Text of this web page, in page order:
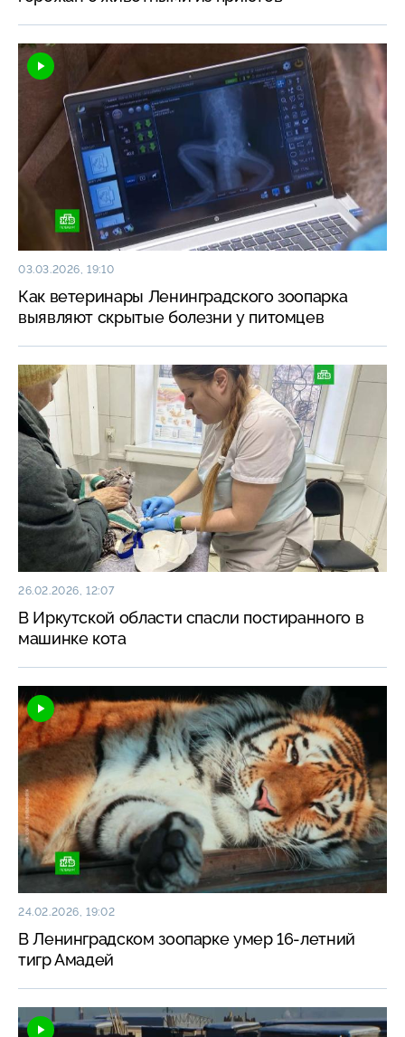
03.03.2026, 19:10
Как ветеринары Ленинградского зоопарка
выявляют скрытые болезни у питомцев
26.02.2026, 12:07
В Иркутской области спасли постиранного в
машинке кота
24.02.2026, 19:02
В Ленинградском зоопарке умер 16-летний
тигр Амадей